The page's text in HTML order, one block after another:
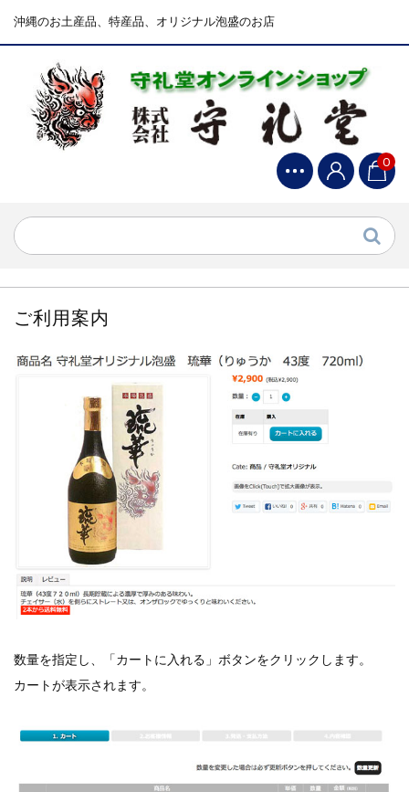
沖縄のお土産品、特産品、オリジナル泡盛のお店
0
ご利用案内
数量を指定し、「カートに入れる」ボタンをクリックします。
カートが表示されます。